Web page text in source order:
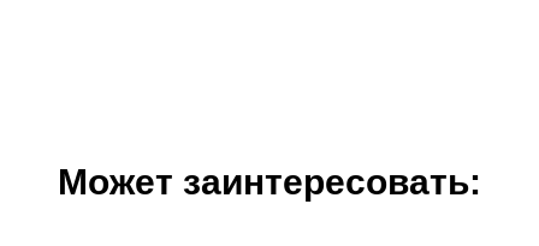
Может заинтересовать: